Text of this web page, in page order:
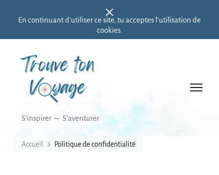
En continuant d'utiliser ce site, tu acceptes l'utilisation de
cookies.
S'inspirer ～ S'aventurer
Accueil Politique de confidentialité